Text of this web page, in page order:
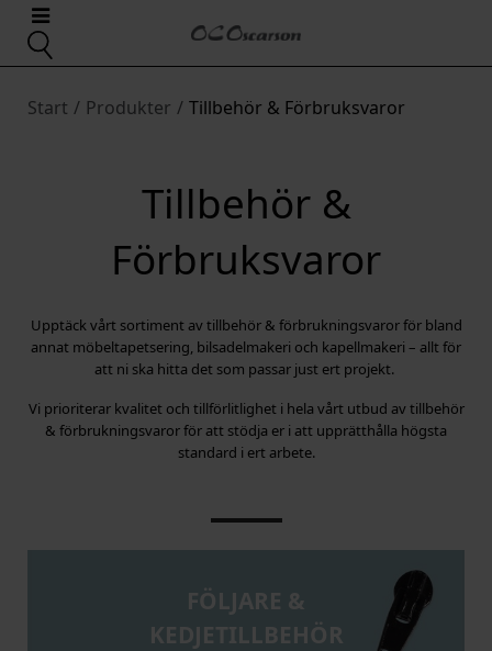
Start / Produkter / Tillbehör & Förbruksvaror
Tillbehör &
Förbruksvaror
Upptäck vårt sortiment av tillbehör & förbrukningsvaror för bland
annat möbeltapetsering, bilsadelmakeri och kapellmakeri – allt för
att ni ska hitta det som passar just ert projekt.
Vi prioriterar kvalitet och tillförlitlighet i hela vårt utbud av tillbehör
& förbrukningsvaror för att stödja er i att upprätthålla högsta
standard i ert arbete.
FÖLJARE &
KEDJETILLBEHÖR